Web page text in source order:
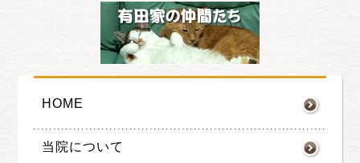
HOME
当院について